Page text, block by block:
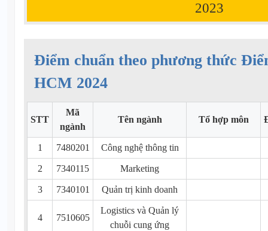
2023
Điểm chuẩn theo phương thức
HCM 2024
STT
Mã
ngành
Tên ngành Tổ hợp môn
1 7480201 Công nghệ thông tin
2 7340115 Marketing
3 7340101 Quản trị kinh doanh
4 7510605
Logistics và Quản lý
chuỗi cung ứng